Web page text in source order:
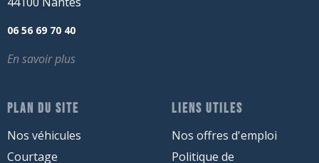
06 56 69 70 40
En savoir plus
PLAN DU SITE
Nos véhicules
Courtage
LIENS UTILES
Nos offres d'emploi
Politique de